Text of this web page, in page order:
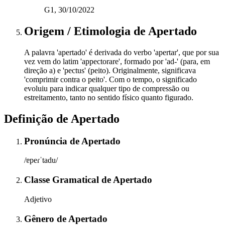
G1, 30/10/2022
Origem / Etimologia de Apertado
A palavra 'apertado' é derivada do verbo 'apertar', que por sua
vez vem do latim 'appectorare', formado por 'ad-' (para, em
direção a) e 'pectus' (peito). Originalmente, significava
'comprimir contra o peito'. Com o tempo, o significado
evoluiu para indicar qualquer tipo de compressão ou
estreitamento, tanto no sentido físico quanto figurado.
Definição de Apertado
Pronúncia de Apertado
/ɐpeɾˈtadu/
Classe Gramatical de Apertado
Adjetivo
Gênero de Apertado